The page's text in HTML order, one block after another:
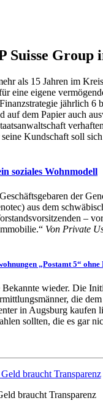
Suisse Group
als 15 Jahren im
eine eigene
jährlich 6
auf dem Papier auch
Kundschaft soll
soziales Wohnmodell
der
aus dem
–
Von Private
„Postamt 5“
wieder. Die
die
in Augsburg kaufen
sollten, die es gar
braucht Transparenz